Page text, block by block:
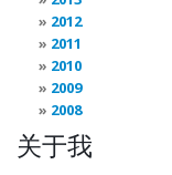
2012
2011
2010
2009
2008
关于我